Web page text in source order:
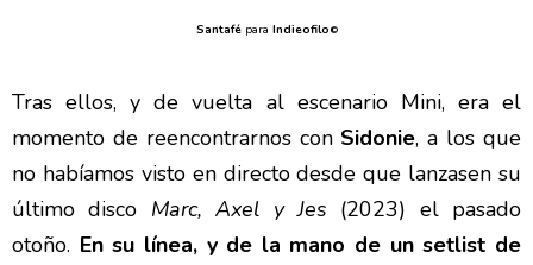
Santafépara Indieofilo©
Tras ellos, y de vuelta al escenario Mini, era el
momento de reencontrarnos con Sidonie, a los que
no habíamos visto en directo desde que lanzasen su
último disco Marc, Axel y Jes (2023) el pasado
otoño. En su línea, y de la mano de un setlist de